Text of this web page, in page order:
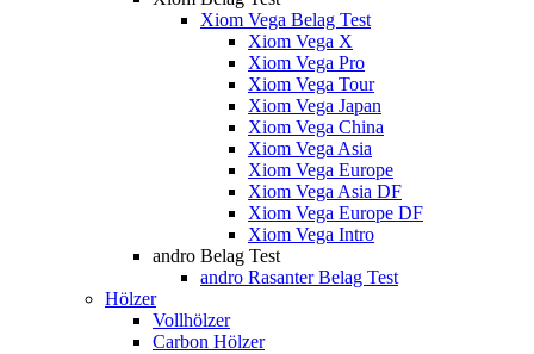
Xiom Vega Belag Test
Xiom Vega X
Xiom Vega Pro
Xiom Vega Tour
Xiom Vega Japan
Xiom Vega China
Xiom Vega Asia
Xiom Vega Europe
Xiom Vega Asia DF
Xiom Vega Europe DF
Xiom Vega Intro
andro Belag Test
andro Rasanter Belag Test
Hölzer
Vollhölzer
Carbon Hölzer